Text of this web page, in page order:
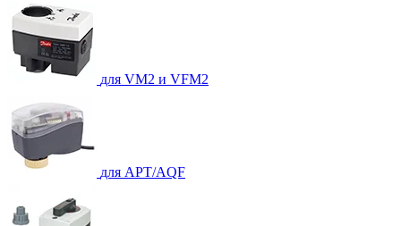
для VM2 и VFM2
для APT/AQF